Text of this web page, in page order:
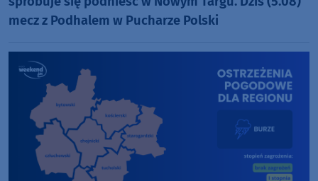
mecz z Podhalem w Pucharze Polski